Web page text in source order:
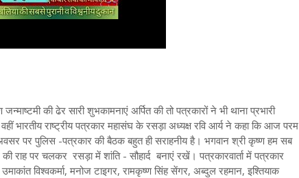
की ढेर सारी शुभकामनाएं अर्पित की तो पत्रकारों ने भी थाना प्रभारी
भारतीय राष्ट्रीय पत्रकार महासंघ के रसड़ा अध्यक्ष रवि आर्य ने कहा कि आज परम
पर पुलिस -पत्रकार की बैठक बहुत ही सराहनीय है। भगवान श्री कृष्ण हम सब
राह पर चलकर रसड़ा में शांति - सौहार्द बनाएं रखें। पत्रकारवार्ता में पत्रकार
विश्वकर्मा, मनोज टाइगर, रामकृष्ण सिंह सेंगर, अब्दुल रहमान, इश्तियाक